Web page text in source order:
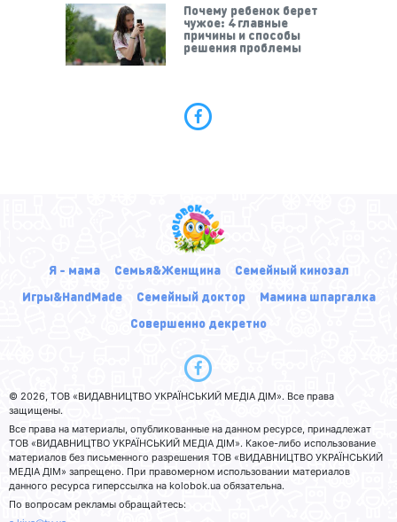
Почему ребенок берет
чужое: 4 главные
причины и способы
решения проблемы
Я - мама Семья&Женщина
Семейный кинозал
Игры&HandMade
Семейный доктор
Мамина шпаргалка
Совершенно декретно
© 2026, ТОВ «ВИДАВНИЦТВО УКРАЇНСЬКИЙ МЕДІА ДІМ». Все права
защищены.
Все права на материалы, опубликованные на данном ресурсе, принадлежат
ТОВ «ВИДАВНИЦТВО УКРАЇНСЬКИЙ МЕДІА ДІМ». Какое-либо использование
материалов без письменного разрешения ТОВ «ВИДАВНИЦТВО УКРАЇНСЬКИЙ
МЕДІА ДІМ» запрещено. При правомерном использовании материалов
данного ресурса гиперссылка на kolobok.ua обязательна.
По вопросам рекламы обращайтесь: